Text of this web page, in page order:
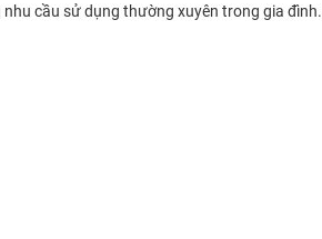
nhu cầu sử dụng thường xuyên trong gia đình.